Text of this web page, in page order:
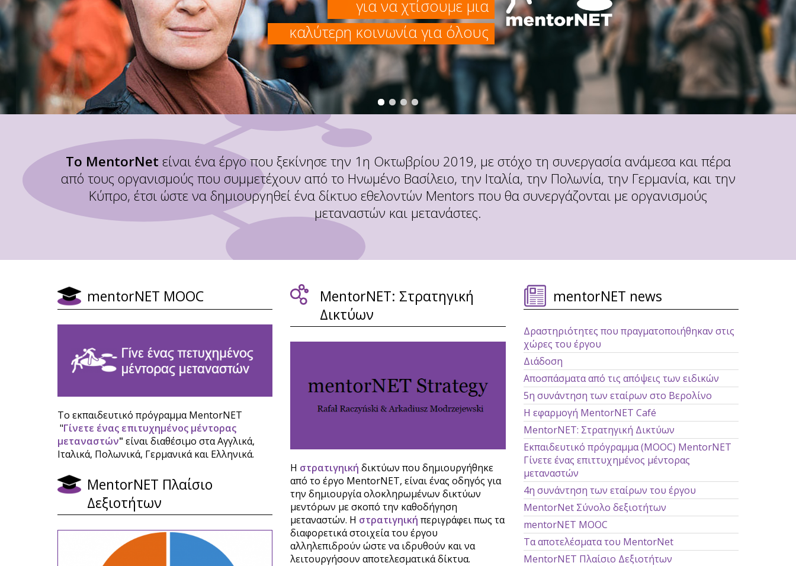
καλύτερη κοινωνία για όλους
για να χτίσουμε μια
To MentorNet είναι ένα έργο που ξεκίνησε την 1η Οκτωβρίου 2019, με στόχο τη συνεργασία ανάμεσα και πέρα
από τους οργανισμούς που συμμετέχουν από το Ηνωμένο Βασίλειο, την Ιταλία, την Πολωνία, την Γερμανία, και την
Κύπρο, έτσι ώστε να δημιουργηθεί ένα δίκτυο εθελοντών Mentors που θα συνεργάζονται με οργανισμούς
μεταναστών και μετανάστες.
mentorNET MOOC
Το εκπαιδευτικό πρόγραμμα MentorNET
"Γίνετε ένας επιτυχημένος μέντορας
μεταναστών" είναι διαθέσιμο στα Αγγλικά,
Ιταλικά, Πολωνικά, Γερμανικά και Ελληνικά.
ΜentorNET Πλαίσιο
Δεξιοτήτων
MentorNET: Στρατηγική
Δικτύων
Η στρατιγηική δικτύων που δημιουργήθηκε
από το έργο MentorNET, είναι ένας οδηγός για
την δημιουργία ολοκληρωμένων δικτύων
μεντόρων με σκοπό την καθοδήγηση
μεταναστών. Η στρατιγηική περιγράφει πως τα
διαφορετικά στοιχεία του έργου
αλληλεπιδρούν ώστε να ιδρυθούν και να
λειτουργήσουν αποτελεσματικά δίκτυα.
mentorNET news
Δραστηριότητες που πραγματοποιήθηκαν στις
χώρες του έργου
Διάδοση
Αποσπάσματα από τις απόψεις των ειδικών
5η συνάντηση των εταίρων στο Βερολίνο
Η εφαρμογή MentorNET Café
MentorNET: Στρατηγική Δικτύων
Εκπαιδευτικό πρόγραμμα (MOOC) MentorΝΕΤ
Γίνετε ένας επιττυχημένος μέντορας
μεταναστών
4η συνάντηση των εταίρων του έργου
MentorNet Σύνολο δεξιοτήτων
mentorNET MOOC
Τα αποτελέσματα του MentorNet
ΜentorNET Πλαίσιο Δεξιοτήτων